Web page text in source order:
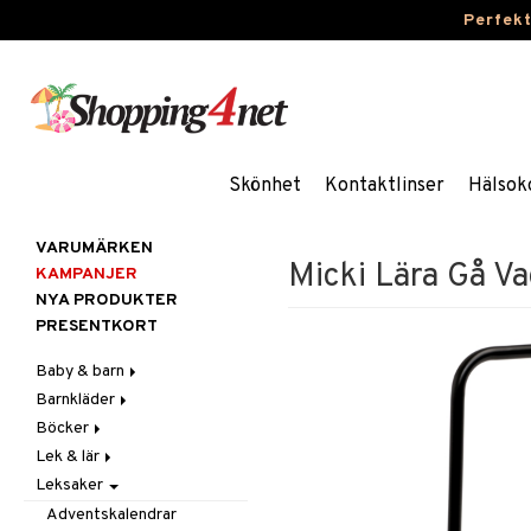
Skönhet Kontaktlinser
Micki Lära Gå
VARUMÄRKEN
KAMPANJER
NYA PRODUKTER
PRESENTKORT
Baby & barn
Accessoarer
För håret
Hattar & Mössor
Övrigt
Plånböcker
Aktivitet
Babygym
Babysitters
Bit & Skallra
Äta
Barnservis
Haklappar
Badrockar & Handdukar
Barnvagnstillbehör
Barnkläder
Accessoarer
Kepsar & Solhattar
Badkläder & UV-kläder
Klänningar
Nederdelar
Böcker
Dagböcker
Läs & Lär
Målarböcker
Lek & lär
Experiment
Inlärningsspel
Leksaker
Adventskalendrar